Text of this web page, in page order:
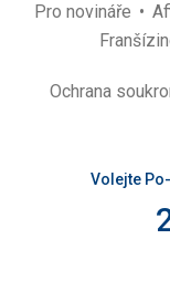
Pro novináře
Ochrana
Volejte